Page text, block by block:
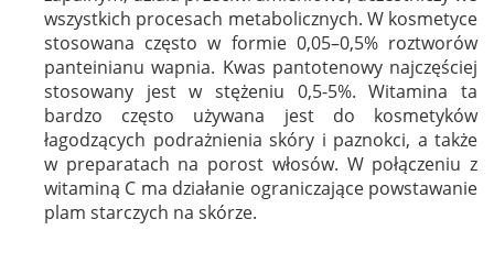
wszystkich procesach metabolicznych. W kosmetyce
stosowana często w formie 0,05–0,5% roztworów
panteinianu wapnia. Kwas pantotenowy najczęściej
stosowany jest w stężeniu 0,5-5%. Witamina ta
bardzo często używana jest do kosmetyków
łagodzących podrażnienia skóry i paznokci, a także
w preparatach na porost włosów. W połączeniu z
witaminą C ma działanie ograniczające powstawanie
plam starczych na skórze.